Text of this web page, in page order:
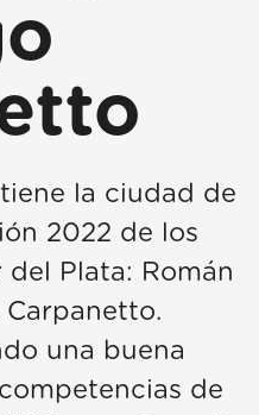
la ciudad de
2022 de los
Plata: Román
una buena
de